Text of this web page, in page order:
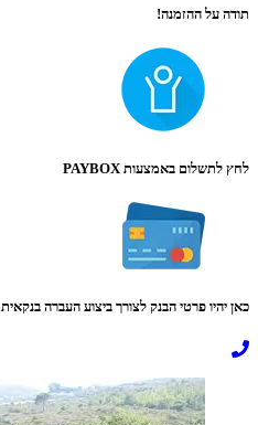
תודה על ההזמנה!
לחץ לתשלום באמצעות PAYBOX
כאן יהיו פרטי הבנק לצורך ביצוע העברה בנקאית